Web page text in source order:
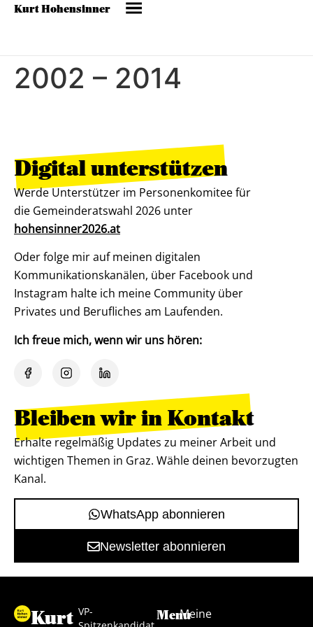
Kurt Hohensinner
2002 – 2014
Digital unterstützen
Werde Unterstützer im Personenkomitee für
die Gemeinderatswahl 2026 unter
hohensinner2026.at
Oder folge mir auf meinen digitalen
Kommunikationskanälen, über Facebook und
Instagram halte ich meine Community über
Privates und Berufliches am Laufenden.
Ich freue mich, wenn wir uns hören:
Bleiben wir in Kontakt
Erhalte regelmäßig Updates zu meiner Arbeit und
wichtigen Themen in Graz. Wähle deinen bevorzugten
Kanal.
WhatsApp abonnieren
Newsletter abonnieren
Kurt VP-
MenuMeine